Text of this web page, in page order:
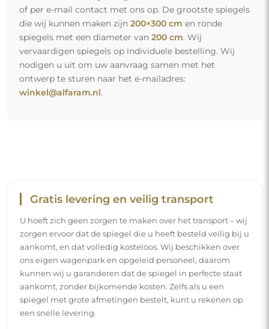
of per e-mail contact met ons op. De grootste spiegels
die wij kunnen maken zijn 200×300 cm en ronde
spiegels met een diameter van 200 cm. Wij
vervaardigen spiegels op individuele bestelling. Wij
nodigen u uit om uw aanvraag samen met het
ontwerp te sturen naar het e-mailadres:
winkel@alfaram.nl.
Gratis levering en veilig transport
U hoeft zich geen zorgen te maken over het transport – wij
zorgen ervoor dat de spiegel die u heeft besteld veilig bij u
aankomt, en dat volledig kosteloos. Wij beschikken over
ons eigen wagenpark en opgeleid personeel, daarom
kunnen wij u garanderen dat de spiegel in perfecte staat
aankomt, zonder bijkomende kosten. Zelfs als u een
spiegel met grote afmetingen bestelt, kunt u rekenen op
een snelle levering.